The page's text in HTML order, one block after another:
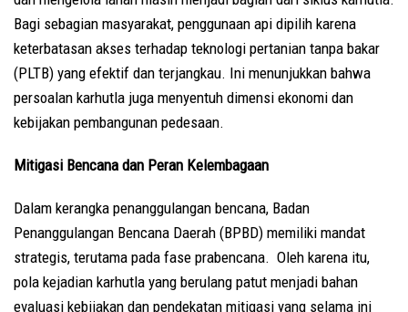
Bagi sebagian masyarakat, penggunaan api dipilih karena
keterbatasan akses terhadap teknologi pertanian tanpa bakar
(PLTB) yang efektif dan terjangkau. Ini menunjukkan bahwa
persoalan karhutla juga menyentuh dimensi ekonomi dan
kebijakan pembangunan pedesaan.
Mitigasi Bencana dan Peran Kelembagaan
Dalam kerangka penanggulangan bencana, Badan
Penanggulangan Bencana Daerah (BPBD) memiliki mandat
strategis, terutama pada fase prabencana. Oleh karena itu,
pola kejadian karhutla yang berulang patut menjadi bahan
evaluasi kebijakan dan pendekatan mitigasi yang selama ini